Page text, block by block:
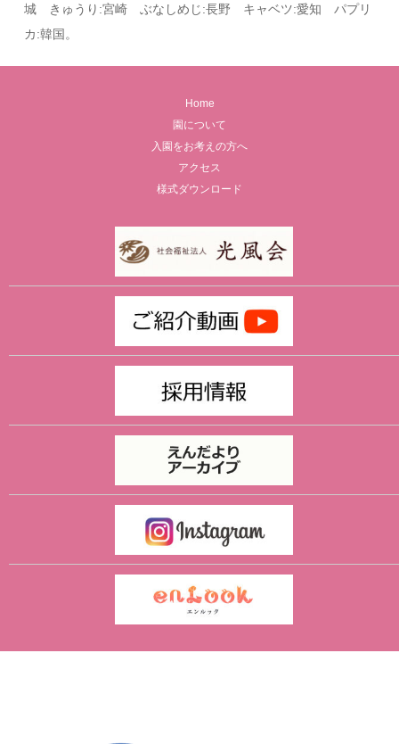
城 きゅうり:宮崎 ぶなしめじ:長野 キャベツ:愛知 パプリ
カ:韓国。
Home
園について
入園をお考えの方へ
アクセス
様式ダウンロード